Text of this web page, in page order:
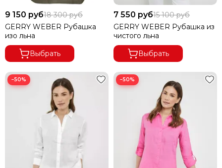
9 150 руб18 300 руб
GERRY WEBER Рубашка
изо льна
Выбрать
7 550 руб15 100 руб
GERRY WEBER Рубашка из
чистого льна
Выбрать
−50% −50%